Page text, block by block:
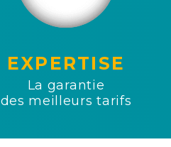
EXPERTISE
La garantie
des meilleurs tarifs